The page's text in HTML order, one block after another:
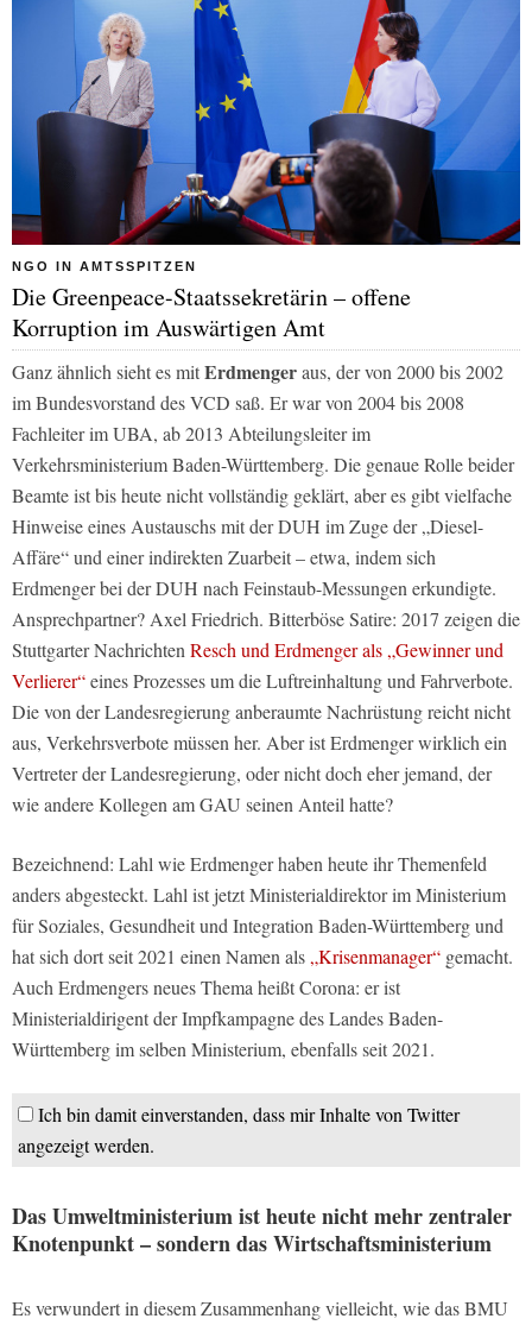
NGO IN AMTSSPITZEN
Die Greenpeace-Staatssekretärin – offene
Korruption im Auswärtigen Amt
Ganz ähnlich sieht es mitErdmengeraus, der von 2000 bis 2002
im Bundesvorstand des VCD saß. Er war von 2004 bis 2008
Fachleiter im UBA, ab 2013 Abteilungsleiter im
Verkehrsministerium Baden-Württemberg. Die genaue Rolle beider
Beamte ist bis heute nicht vollständig geklärt, aber es gibt vielfache
Hinweise eines Austauschs mit der DUH im Zuge der „Diesel-
Affäre“ und einer indirekten Zuarbeit – etwa, indem sich
Erdmenger bei der DUH nach Feinstaub-Messungen erkundigte.
Ansprechpartner? Axel Friedrich. Bitterböse Satire: 2017 zeigen die
Stuttgarter NachrichtenResch und Erdmenger als „Gewinner und
Verlierer“eines Prozesses um die Luftreinhaltung und Fahrverbote.
Die von der Landesregierung anberaumte Nachrüstung reicht nicht
aus, Verkehrsverbote müssen her. Aber ist Erdmenger wirklich ein
Vertreter der Landesregierung, oder nicht doch eher jemand, der
wie andere Kollegen am GAU seinen Anteil hatte?
Bezeichnend: Lahl wie Erdmenger haben heute ihr Themenfeld
anders abgesteckt. Lahl ist jetzt Ministerialdirektor im Ministerium
für Soziales, Gesundheit und Integration Baden-Württemberg und
hat sich dort seit 2021 einen Namen als„Krisenmanager“ gemacht.
Auch Erdmengers neues Thema heißt Corona: er ist
Ministerialdirigent der Impfkampagne des Landes Baden-
Württemberg im selben Ministerium, ebenfalls seit 2021.
Ich bin damit einverstanden, dass mir Inhalte von Twitter
angezeigt werden.
Das Umweltministerium ist heute nicht mehr zentraler
Knotenpunkt – sondern das Wirtschaftsministerium
Es verwundert in diesem Zusammenhang vielleicht, wie das BMU